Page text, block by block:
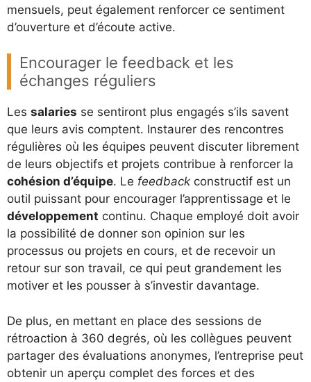
mensuels, peut également renforcer ce sentiment
d’ouverture et d’écoute active.
Encourager le feedback et les
échanges réguliers
Les salaries se sentiront plus engagés s’ils savent
que leurs avis comptent. Instaurer des rencontres
régulières où les équipes peuvent discuter librement
de leurs objectifs et projets contribue à renforcer la
cohésion d’équipe. Le feedback constructif est un
outil puissant pour encourager l’apprentissage et le
développement continu. Chaque employé doit avoir
la possibilité de donner son opinion sur les
processus ou projets en cours, et de recevoir un
retour sur son travail, ce qui peut grandement les
motiver et les pousser à s’investir davantage.
De plus, en mettant en place des sessions de
rétroaction à 360 degrés, où les collègues peuvent
partager des évaluations anonymes, l’entreprise peut
obtenir un aperçu complet des forces et des